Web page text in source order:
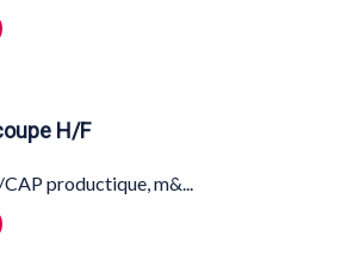
H/F
productique, m&...